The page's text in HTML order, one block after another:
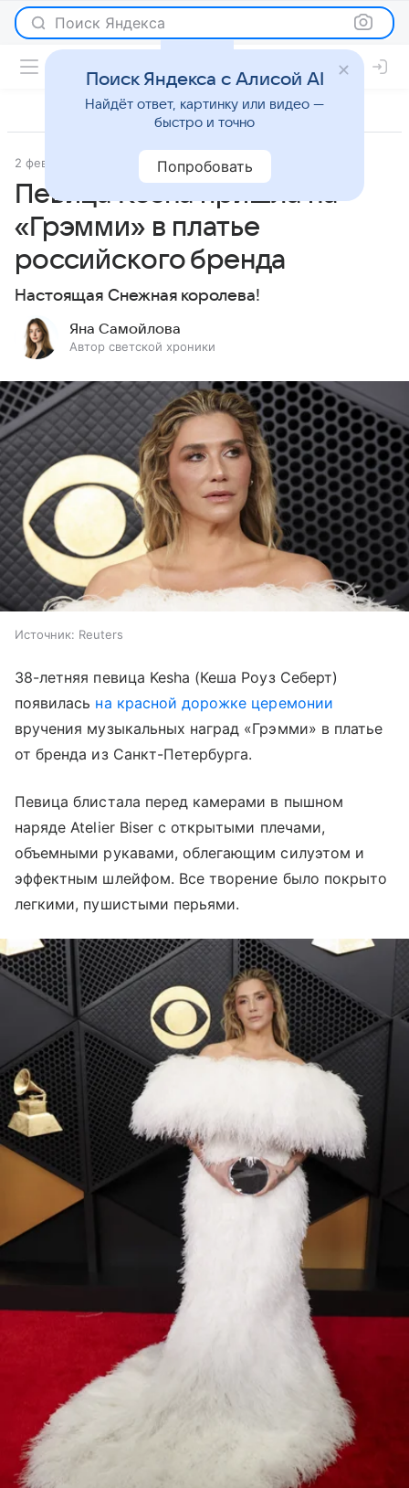
Поиск Яндекса
2 февраля 2026 Леди Mail Светская жизнь
Певица Kesha пришла на
«Грэмми» в платье
российского бренда
Настоящая Снежная королева!
Яна Самойлова
Автор светской хроники
Источник: Reuters
38-летняя певица Kesha (Кеша Роуз Себерт)
появилась на красной дорожке церемонии
вручения музыкальных наград «Грэмми» в платье
от бренда из Санкт-Петербурга.
Певица блистала перед камерами в пышном
наряде Atelier Biser с открытыми плечами,
объемными рукавами, облегающим силуэтом и
эффектным шлейфом. Все творение было покрыто
легкими, пушистыми перьями.
Поиск Яндекса с Алисой AI
Найдёт ответ, картинку или видео —
быстро и точно
Попробовать